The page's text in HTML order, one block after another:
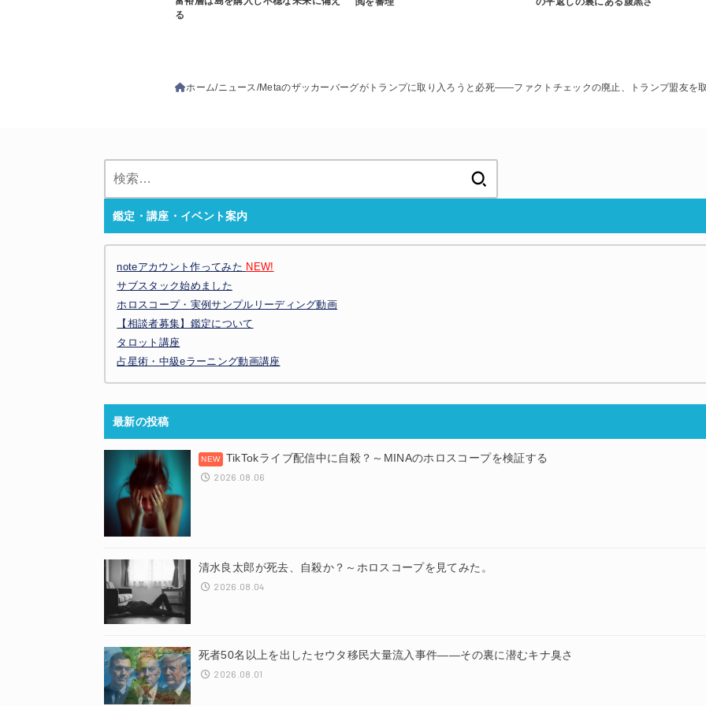
る
ホーム ニュース Metaのザッカーバーグがトランプに取り入ろうと必死――ファクトチェックの廃止、トランプ盟友を
鑑定・講座・イベント案内
noteアカウント作ってみた NEW!
サブスタック始めました
ホロスコープ・実例サンプルリーディング動画
【相談者募集】鑑定について
タロット講座
占星術・中級eラーニング動画講座
最新の投稿
TikTokライブ配信中に自殺？～MINAのホロスコープを検証する
2026.08.06
清水良太郎が死去、自殺か？～ホロスコープを見てみた。
2026.08.04
死者50名以上を出したセウタ移民大量流入事件——その裏に潜むキナ臭さ
2026.08.01